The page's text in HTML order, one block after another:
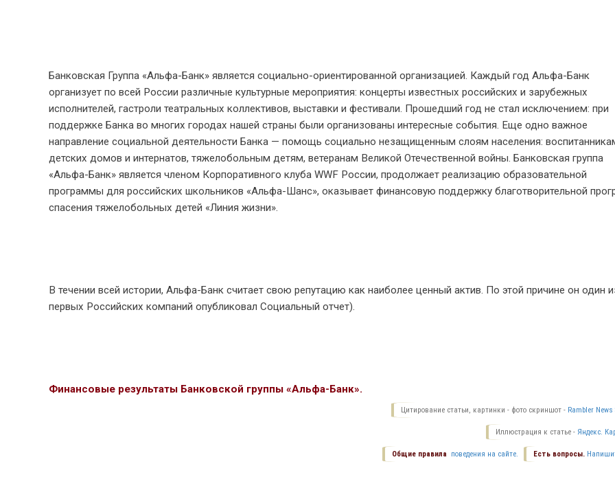
Банковская Группа «Альфа-Банк» является социально-ориентированной организацией. Каждый год Альфа-Банк
организует по всей России различные культурные мероприятия: концерты известных российских и зарубежных
исполнителей, гастроли театральных коллективов, выставки и фестивали. Прошедший год не стал исключением: при
поддержке Банка во многих городах нашей страны были организованы интересные события. Еще одно важное
направление социальной деятельности Банка — помощь социально незащищенным слоям населения:
детских домов и интернатов, тяжелобольным детям, ветеранам Великой Отечественной войны. Банковская группа
«Альфа-Банк» является членом Корпоративного клуба WWF России, продолжает реализацию образовательной
программы для российских школьников «Альфа-Шанс», оказывает финансовую поддержку благотворительной
спасения тяжелобольных детей «Линия жизни».
В течении всей истории, Альфа-Банк считает свою репутацию как наиболее ценный актив. По этой причине он один
первых Российских компаний опубликовал Социальный отчет).
Финансовые результаты Банковской группы «Альфа-Банк».
Цитирование статьи, картинки - фото скриншот - Rambler News
Иллюстрация к статье - Яндекс.
Есть вопросы.
Общие правила поведения на сайте.